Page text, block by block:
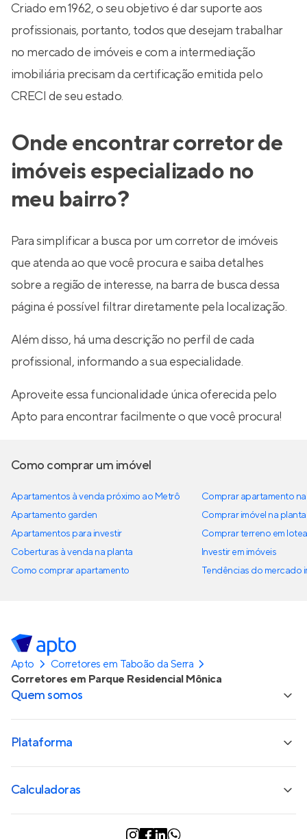
Criado em 1962, o seu objetivo é dar suporte aos
profissionais, portanto, todos que desejam trabalhar
no mercado de imóveis e com a intermediação
imobiliária precisam da certificação emitida pelo
CRECI de seu estado.
Onde encontrar corretor de
imóveis especializado no
meu bairro?
Para simplificar a busca por um corretor de imóveis
que atenda ao que você procura e saiba detalhes
sobre a região de interesse, na barra de busca dessa
página é possível filtrar diretamente pela localização.
Além disso, há uma descrição no perfil de cada
profissional, informando a sua especialidade.
Aproveite essa funcionalidade única oferecida pelo
Apto para encontrar facilmente o que você procura!
Como comprar um imóvel
Apartamentos à venda próximo ao Metrô
Apartamento garden
Apartamentos para investir
Coberturas à venda na planta
Como comprar apartamento
Comprar apartamento
Comprar imóvel na planta
Comprar terreno em
Investir em imóveis
Tendências do mercado
Apto
Corretores em Taboão da Serra
Corretores em Parque Residencial Mônica
Quem somos
Plataforma
Calculadoras